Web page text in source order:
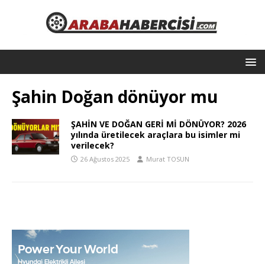
Şahin Doğan dönüyor mu
ŞAHİN VE DOĞAN GERİ Mİ DÖNÜYOR? 2026
yılında üretilecek araçlara bu isimler mi
verilecek?
26 Ağustos 2025 Murat TOSUN